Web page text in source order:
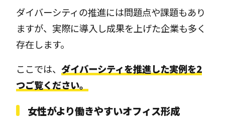
ダイバーシティの推進には問題点や課題もあり
ますが、実際に導入し成果を上げた企業も多く
存在します。
ここでは、ダイバーシティを推進した実例を2
つご覧ください。
女性がより働きやすいオフィス形成